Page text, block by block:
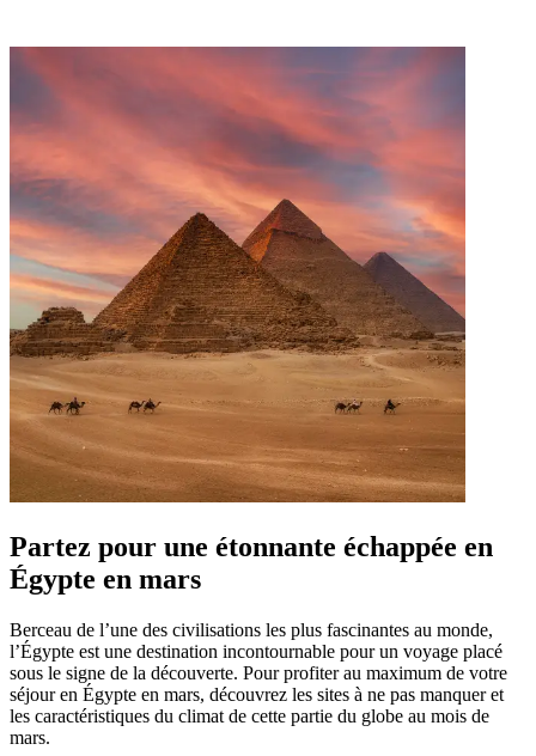
Partez pour une étonnante échappée en
Égypte en mars
Berceau de l’une des civilisations les plus fascinantes au monde,
l’Égypte est une destination incontournable pour un voyage placé
sous le signe de la découverte. Pour profiter au maximum de votre
séjour en Égypte en mars, découvrez les sites à ne pas manquer et
les caractéristiques du climat de cette partie du globe au mois de
mars.